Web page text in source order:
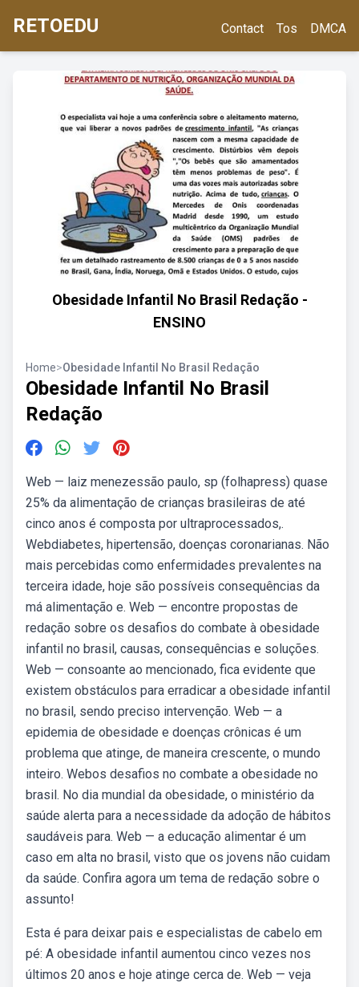
RETOEDU Contact Tos DMCA
Obesidade Infantil No Brasil Redação -
ENSINO
Home>Obesidade Infantil No Brasil Redação
Obesidade Infantil No Brasil
Redação
Web — laiz menezessão paulo, sp (folhapress) quase
25% da alimentação de crianças brasileiras de até
cinco anos é composta por ultraprocessados,.
Webdiabetes, hipertensão, doenças coronarianas. Não
mais percebidas como enfermidades prevalentes na
terceira idade, hoje são possíveis consequências da
má alimentação e. Web — encontre propostas de
redação sobre os desafios do combate à obesidade
infantil no brasil, causas, consequências e soluções.
Web — consoante ao mencionado, fica evidente que
existem obstáculos para erradicar a obesidade infantil
no brasil, sendo preciso intervenção. Web — a
epidemia de obesidade e doenças crônicas é um
problema que atinge, de maneira crescente, o mundo
inteiro. Webos desafios no combate a obesidade no
brasil. No dia mundial da obesidade, o ministério da
saúde alerta para a necessidade da adoção de hábitos
saudáveis para. Web — a educação alimentar é um
caso em alta no brasil, visto que os jovens não cuidam
da saúde. Confira agora um tema de redação sobre o
assunto!
Esta é para deixar pais e especialistas de cabelo em
pé: A obesidade infantil aumentou cinco vezes nos
últimos 20 anos e hoje atinge cerca de. Web — veja